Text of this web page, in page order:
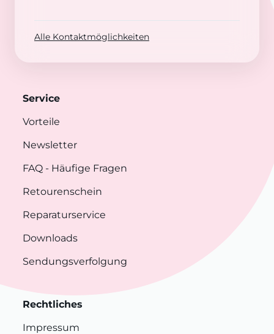
Alle Kontaktmöglichkeiten
Service
Vorteile
Newsletter
FAQ - Häufige Fragen
Retourenschein
Reparaturservice
Downloads
Sendungsverfolgung
Rechtliches
Impressum